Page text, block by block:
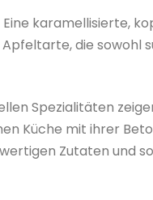
karamellisierte,
die sowohl
Spezialitäten
Küche mit ihrer
Zutaten und